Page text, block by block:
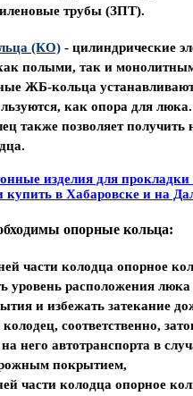
трубы (ЗПТ).
(КО) - цилиндрические
полыми, так и
ЖБ-кольца
как опора для
также позволяет получить
опорные кольца:
части колодца опорное
уровень расположения
и избежать затекание
соответственно,
на него автотранспорта в
покрытием,
части колодца опорное